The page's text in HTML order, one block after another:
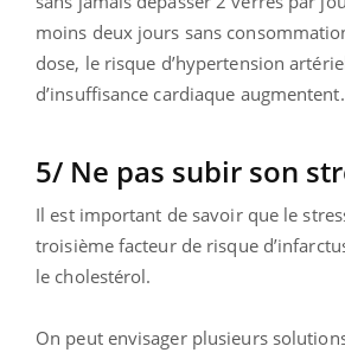
moins deux jours sans
dose, le risque d’hypertension
d’insuffisance cardiaque augmentent.
5/ Ne pas subir son
Il est important de savoir que le
troisième facteur de risque
le cholestérol.
On peut envisager plusieurs